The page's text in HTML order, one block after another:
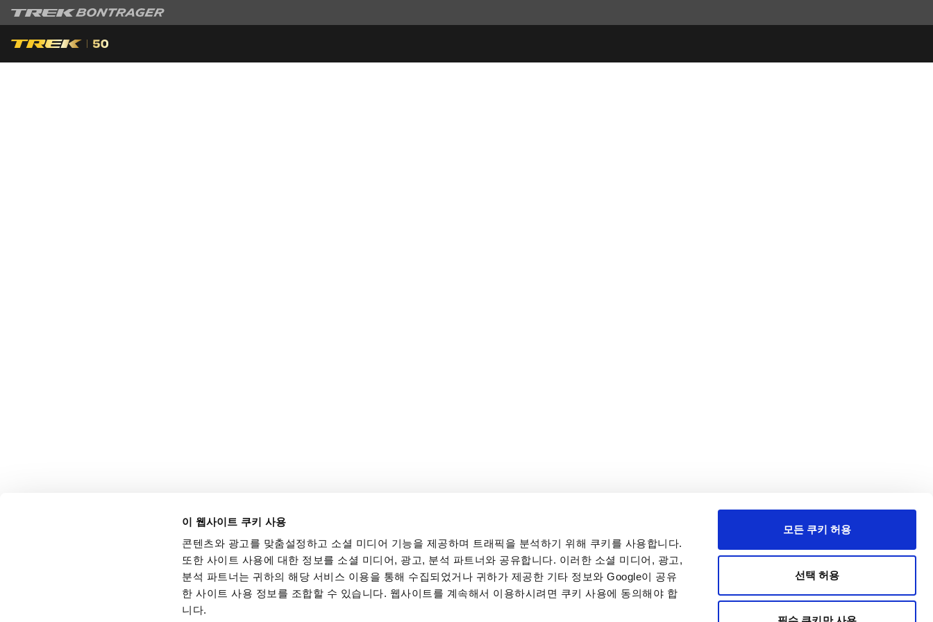
이 웹사이트 쿠키 사용
콘텐츠와 광고를 맞춤설정하고 소셜 미디어 기능을 제공하며 트래픽을 분석하기 위해 쿠키를 사용합니다.
또한 사이트 사용에 대한 정보를 소셜 미디어, 광고, 분석 파트너와 공유합니다. 이러한 소셜 미디어, 광고,
분석 파트너는 귀하의 해당 서비스 이용을 통해 수집되었거나 귀하가 제공한 기타 정보와 Google이 공유
한 사이트 사용 정보를 조합할 수 있습니다. 웹사이트를 계속해서 이용하시려면 쿠키 사용에 동의해야 합
니다.
모든 쿠키 허용
선택 허용